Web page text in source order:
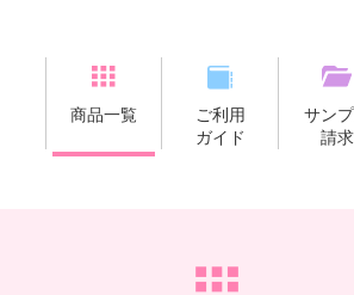
商品一覧
ご利用
ガイド
サン
請求